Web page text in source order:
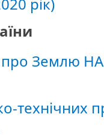
Землю